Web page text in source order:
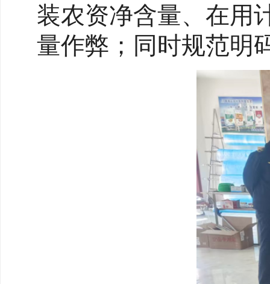
装农资净含量、在用
量作弊；同时规范明